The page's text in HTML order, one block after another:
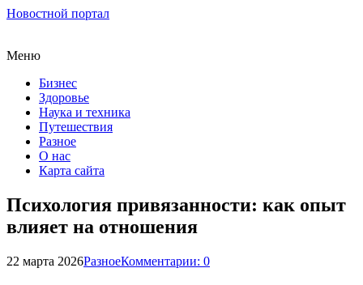
Новостной портал
Меню
Бизнес
Здоровье
Наука и техника
Путешествия
Разное
О нас
Карта сайта
Психология привязанности: как опыт
влияет на отношения
22 марта 2026РазноеКомментарии: 0